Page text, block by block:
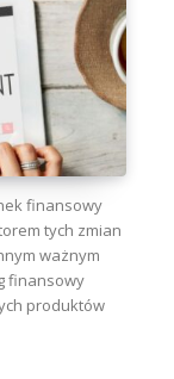
finansowy
tych zmian
ważnym
finansowy
produktów